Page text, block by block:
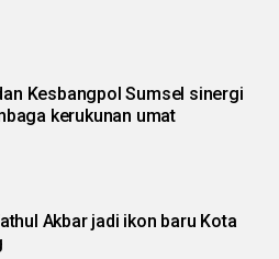
Kesbangpol Sumsel sinergi
kerukunan umat
Akbar jadi ikon baru Kota